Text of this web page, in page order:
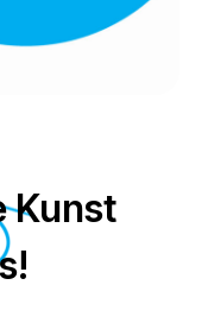
Kunst